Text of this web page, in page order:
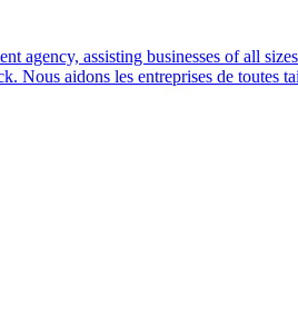
agency, assisting businesses of all
Nous aidons les entreprises de toutes